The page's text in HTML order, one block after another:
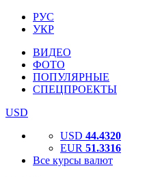
РУС
УКР
ВИДЕО
ФОТО
ПОПУЛЯРНЫЕ
СПЕЦПРОЕКТЫ
USD
USD 44.4320
EUR 51.3316
Все курсы валют